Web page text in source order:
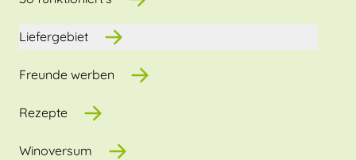
Liefergebiet
Freunde werben
Rezepte
Winoversum